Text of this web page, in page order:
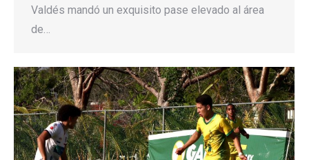
Valdés mandó un exquisito pase elevado al área
de…